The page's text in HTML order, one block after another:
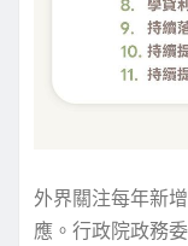
外界關注每年新
應。行政院政務